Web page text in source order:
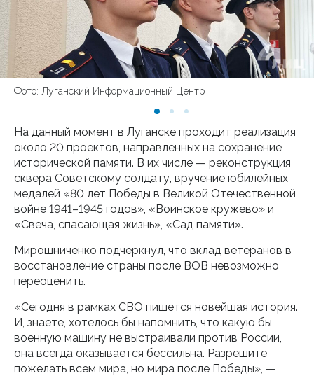
Фото: Луганский Информационный Центр
На данный момент в Луганске проходит реализация
около 20 проектов, направленных на сохранение
исторической памяти. В их числе — реконструкция
сквера Советскому солдату, вручение юбилейных
медалей «80 лет Победы в Великой Отечественной
войне 1941–1945 годов», «Воинское кружево» и
«Свеча, спасающая жизнь», «Сад памяти».
Мирошниченко подчеркнул, что вклад ветеранов в
восстановление страны после ВОВ невозможно
переоценить.
«Сегодня в рамках СВО пишется новейшая история.
И, знаете, хотелось бы напомнить, что какую бы
военную машину не выстраивали против России,
она всегда оказывается бессильна. Разрешите
пожелать всем мира, но мира после Победы», —